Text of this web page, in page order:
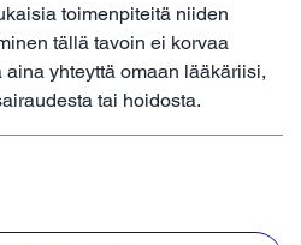
toimenpiteitä niiden
tällä tavoin ei korvaa
yhteyttä omaan lääkäriisi,
tai hoidosta.